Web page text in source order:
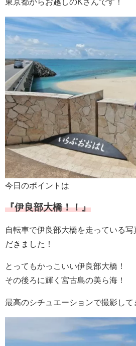
東京都からお越しのKさんです！
今日のポイントは
『伊良部大橋！！』
自転車で伊良部大橋を走っている
だきました！
とってもかっこいい伊良部大橋！
その後ろに輝く宮古島の美ら海！
最高のシチュエーションで撮影して